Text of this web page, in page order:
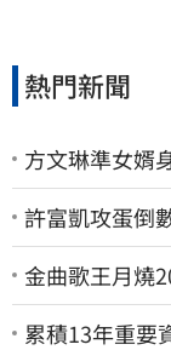
熱門新聞
方文琳準女婿
許富凱攻蛋倒
金曲歌王月燒
累積13年重